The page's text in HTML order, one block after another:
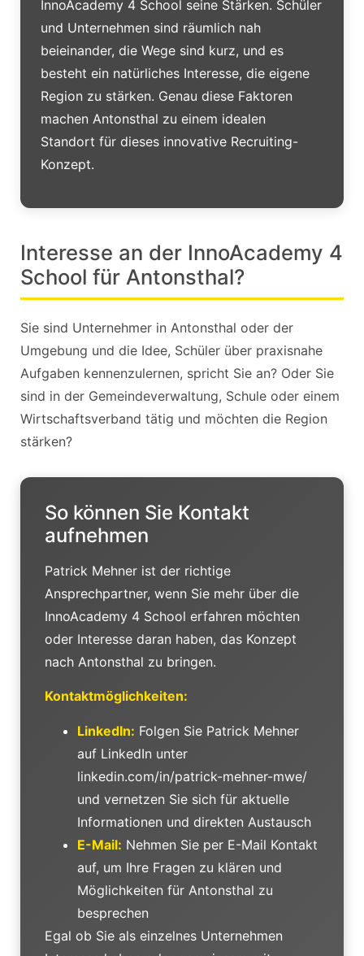
InnoAcademy 4 School seine Stärken. Schüler
und Unternehmen sind räumlich nah
beieinander, die Wege sind kurz, und es
besteht ein natürliches Interesse, die eigene
Region zu stärken. Genau diese Faktoren
machen Antonsthal zu einem idealen
Standort für dieses innovative Recruiting-
Konzept.
Interesse an der InnoAcademy 4
School für Antonsthal?
Sie sind Unternehmer in Antonsthal oder der
Umgebung und die Idee, Schüler über praxisnahe
Aufgaben kennenzulernen, spricht Sie an? Oder Sie
sind in der Gemeindeverwaltung, Schule oder einem
Wirtschaftsverband tätig und möchten die Region
stärken?
So können Sie Kontakt
aufnehmen
Patrick Mehner ist der richtige
Ansprechpartner, wenn Sie mehr über die
InnoAcademy 4 School erfahren möchten
oder Interesse daran haben, das Konzept
nach Antonsthal zu bringen.
Kontaktmöglichkeiten:
LinkedIn: Folgen Sie Patrick Mehner
auf LinkedIn unter
linkedin.com/in/patrick-mehner-mwe/
und vernetzen Sie sich für aktuelle
Informationen und direkten Austausch
E-Mail: Nehmen Sie per E-Mail Kontakt
auf, um Ihre Fragen zu klären und
Möglichkeiten für Antonsthal zu
besprechen
Egal ob Sie als einzelnes Unternehmen